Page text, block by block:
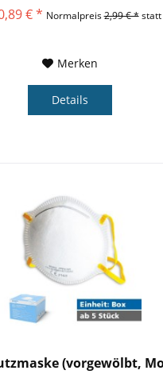
€ * Normalpreis2,99 € *statt
Merken
Details
(vorgewölbt,